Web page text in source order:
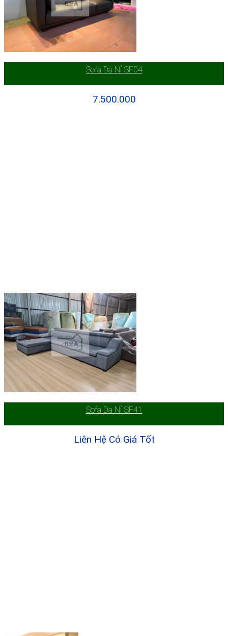
Sofa Da Nỉ SF04
7.500.000
Sofa Da Nỉ SF41
Liên Hệ Có Giá Tốt